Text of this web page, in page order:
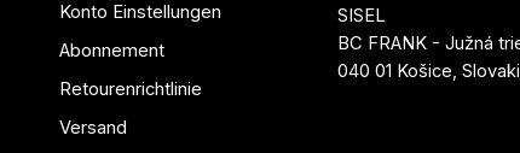
Konto Einstellungen
Abonnement
Retourenrichtlinie
Versand
SISEL
BC FRANK - Južná
040 01 Košice,